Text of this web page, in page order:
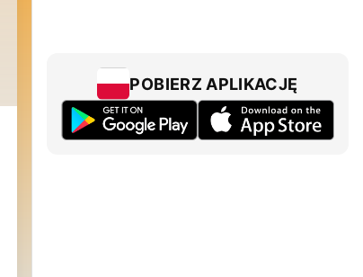
POBIERZ APLIKACJĘ